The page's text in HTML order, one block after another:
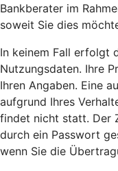
Bankberater im
soweit Sie dies
In keinem Fall erfolgt
Nutzungsdaten. Ihre
Ihren Angaben. Eine
aufgrund Ihres
findet nicht statt. Der
durch ein Passwort
wenn Sie die